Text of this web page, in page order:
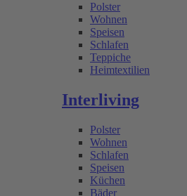
Polster
Wohnen
Speisen
Schlafen
Teppiche
Heimtextilien
Interliving
Polster
Wohnen
Schlafen
Speisen
Küchen
Bäder